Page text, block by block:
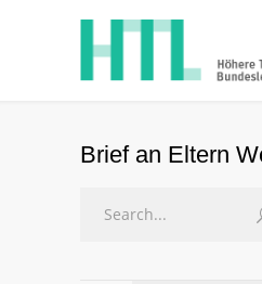
Brief an Eltern